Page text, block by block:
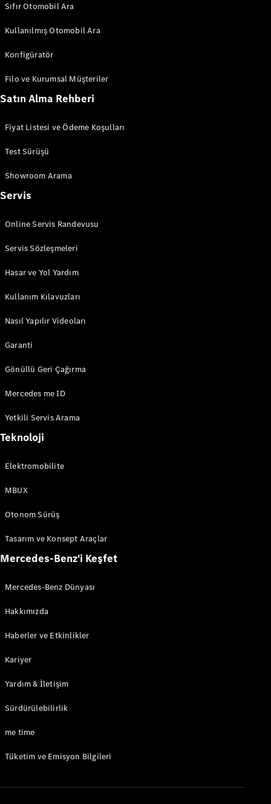
Mercedes-
Benz
Mercedes-
Mercedes-
140 Yıllık
Mercedes-
Benz
Kanallarımız
Duyurular
Arama
ve
Sürüş
Sihirli Garaj
Sıfır Otomobil Ara
Kullanılmış Otomobil Ara
Konfigüratör
Filo ve Kurumsal Müşteriler
Satın Alma Rehberi
Fiyat Listesi ve Ödeme Koşulları
Test Sürüşü
Showroom Arama
Servis
Online Servis Randevusu
Servis Sözleşmeleri
Hasar ve Yol Yardım
Kullanım Kılavuzları
Nasıl Yapılır Videoları
Garanti
Gönüllü Geri Çağırma
Mercedes me ID
Yetkili Servis Arama
Teknoloji
Elektromobilite
MBUX
Otonom Sürüş
Tasarım ve Konsept Araçlar
Mercedes-Benz'i Keşfet
Mercedes-Benz Dünyası
Hakkımızda
Haberler ve Etkinlikler
Kariyer
Yardım & İletişim
Sürdürülebilirlik
me time
Tüketim ve Emisyon Bilgileri